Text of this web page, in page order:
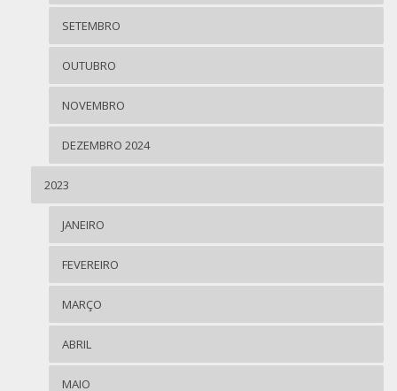
SETEMBRO
OUTUBRO
NOVEMBRO
DEZEMBRO 2024
2023
JANEIRO
FEVEREIRO
MARÇO
ABRIL
MAIO